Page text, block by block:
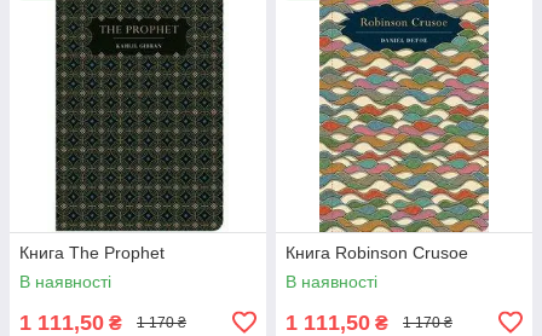
Книга The Prophet
В наявності
1 111,50 ₴ 1 170 ₴
Книга Robinson Crusoe
В наявності
1 111,50 ₴ 1 170 ₴